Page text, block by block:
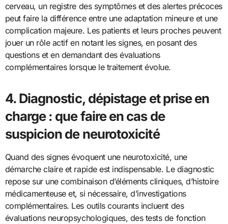
cerveau, un registre des symptômes et des alertes précoces
peut faire la différence entre une adaptation mineure et une
complication majeure. Les patients et leurs proches peuvent
jouer un rôle actif en notant les signes, en posant des
questions et en demandant des évaluations
complémentaires lorsque le traitement évolue.
4. Diagnostic, dépistage et prise en
charge : que faire en cas de
suspicion de neurotoxicité
Quand des signes évoquent une neurotoxicité, une
démarche claire et rapide est indispensable. Le diagnostic
repose sur une combinaison d’éléments cliniques, d’histoire
médicamenteuse et, si nécessaire, d’investigations
complémentaires. Les outils courants incluent des
évaluations neuropsychologiques, des tests de fonction